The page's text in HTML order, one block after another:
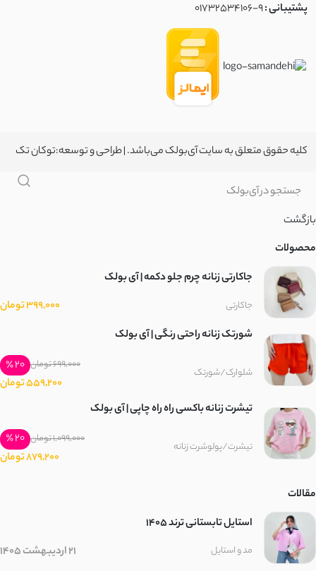
پشتیبانی :01732534106-9
کلیه حقوق متعلق به سایت آی‌بولک می‌باشد. | طراحی و توسعه:توکان تک
بازگشت
محصولات
جاکارتی زنانه چرم جلو دکمه | آی بولک
جاکارتی
399,000 تومان
شورتک زنانه راحتی رنگی | آی بولک
شلوارک/شورتک
699,000 تومان
20 ٪
559,200 تومان
تیشرت زنانه باکسی راه راه چاپی | آی بولک
تیشرت/پولوشرت زنانه
1,099,000 تومان
20 ٪
879,200 تومان
مقالات
استایل تابستانی ترند ۱۴۰۵
مد و استایل 21 اردیبهشت 1405